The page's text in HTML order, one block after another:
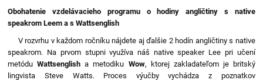
Obohatenie vzdelávacieho programu o hodiny angličtiny s native
speakrom Leem a s Wattsenglish
V rozvrhu v každom ročníku nájdete aj ďalšie 2 hodín angličtiny s native
speakrom. Na prvom stupni využíva náš native speaker Lee pri učení
metóduWattsenglish a metodiku Wow, ktorej zakladateľom je britský
lingvista Steve Watts. Proces výučby vychádza z poznatkov